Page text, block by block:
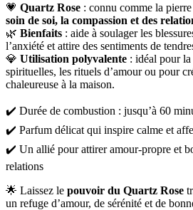
💗 Quartz Rose : connu comme la
soin de soi, la compassion et des
🌿 Bienfaits : aide à soulager les
l’anxiété et attire des sentiments de
💎 Utilisation polyvalente : idéal pour
spirituelles, les rituels d’amour ou pour
chaleureuse à la maison.
✔️ Durée de combustion : jusqu’à 60
✔️ Parfum délicat qui inspire calme et
✔️ Un allié pour attirer amour-propre et
relations
🌟 Laissez le pouvoir du Quartz Rose
un refuge d’amour, de sérénité et de